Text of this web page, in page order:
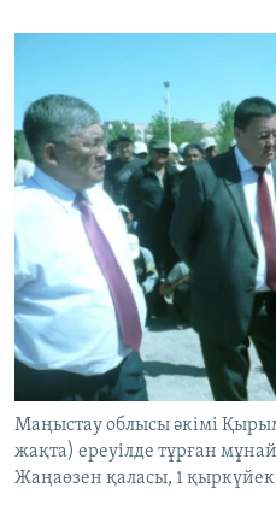
Маңыстау облысы әкімі
жақта) ереуілде тұрған
Жаңаөзен қаласы, 1